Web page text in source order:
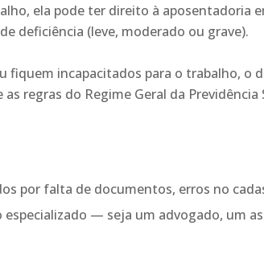
ela pode ter direito à aposentadoria
deficiência (leve, moderado ou grave).
fiquem incapacitados para o trabalho, o
regras do Regime Geral da Previdência
por falta de documentos, erros no
— seja um advogado, um